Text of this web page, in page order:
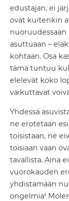
edustajan, ei
ovat kuitenkin
asuttuaan –
kohtaan. Osa
tämä tuntuu
elelevät koko
vaikuttavat
Yhdessä
ne erotetaan
toisistaan, ne
toisiaan vaan
tavallista. Aina
vuorokauden
yhdistämään
ongelmia!